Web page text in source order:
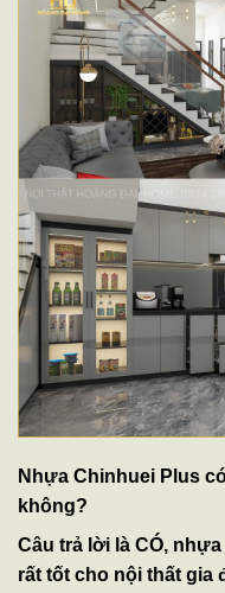
Nhựa Chinhuei Plus
không?
Câu trả lời là CÓ,
rất tốt cho nội thất gia